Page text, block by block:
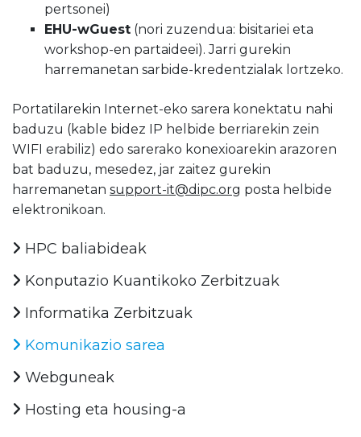
pertsonei)
EHU-wGuest (nori zuzendua: bisitariei eta
workshop-en partaideei). Jarri gurekin
harremanetan sarbide-kredentzialak lortzeko.
Portatilarekin Internet-eko sarera konektatu nahi
baduzu (kable bidez IP helbide berriarekin zein
WIFI erabiliz) edo sarerako konexioarekin arazoren
bat baduzu, mesedez, jar zaitez gurekin
harremanetan support-it@dipc.org posta helbide
elektronikoan.
HPC baliabideak
Konputazio Kuantikoko Zerbitzuak
Informatika Zerbitzuak
Komunikazio sarea
Webguneak
Hosting eta housing-a